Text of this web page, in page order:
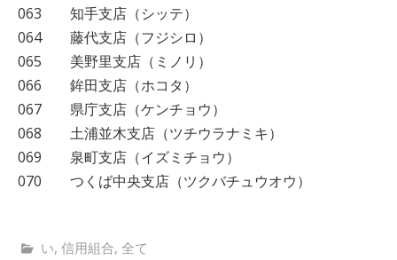
063 知手支店（シッテ）
064 藤代支店（フジシロ）
065 美野里支店（ミノリ）
066 鉾田支店（ホコタ）
067 県庁支店（ケンチョウ）
068 土浦並木支店（ツチウラナミキ）
069 泉町支店（イズミチョウ）
070 つくば中央支店（ツクバチュウオウ）
い, 信用組合, 全て